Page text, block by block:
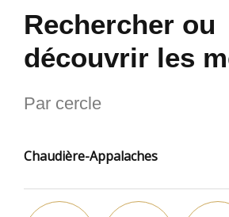
Rechercher ou
découvrir les
Par cercle
Chaudière-Appalaches